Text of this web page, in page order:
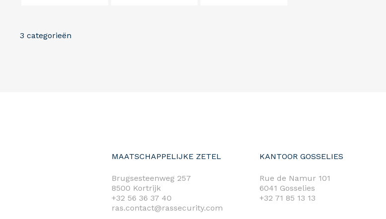
3 categorieën
MAATSCHAPPELIJKE ZETEL
Brugsesteenweg 257
8500 Kortrijk
+32 56 36 37 40
ras.contact@rassecurity.com
KANTOOR GOSSELIES
Rue de Namur 101
6041 Gosselies
+32 71 85 13 13